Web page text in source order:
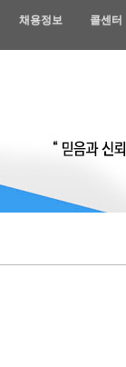
채용정보 콜센터